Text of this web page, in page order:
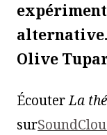
Olive
ÉcouterLa
sur